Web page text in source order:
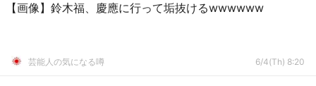
【画像】鈴木福、慶應に行って垢抜けるwwwwww
芸能人の気になる噂 6/4(Th) 8:20